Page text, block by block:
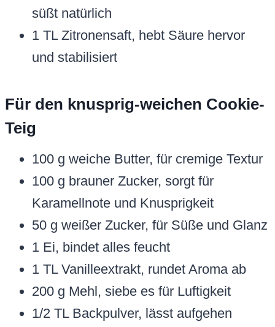
süßt natürlich
1 TL Zitronensaft, hebt Säure hervor
und stabilisiert
Für den knusprig-weichen Cookie-
Teig
100 g weiche Butter, für cremige Textur
100 g brauner Zucker, sorgt für
Karamellnote und Knusprigkeit
50 g weißer Zucker, für Süße und Glanz
1 Ei, bindet alles feucht
1 TL Vanilleextrakt, rundet Aroma ab
200 g Mehl, siebe es für Luftigkeit
1/2 TL Backpulver, lässt aufgehen